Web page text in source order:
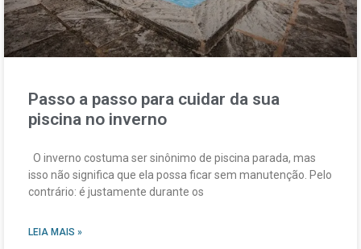
Passo a passo para cuidar da sua
piscina no inverno
O inverno costuma ser sinônimo de piscina parada, mas
isso não significa que ela possa ficar sem manutenção. Pelo
contrário: é justamente durante os
LEIA MAIS »